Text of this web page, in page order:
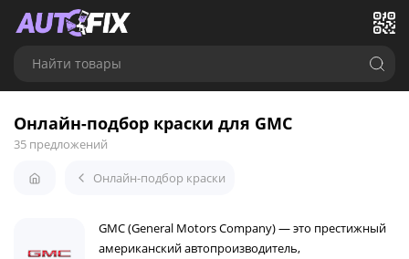
Найти товары
Онлайн-подбор краски для GMC
35 предложений
Онлайн-подбор краски
GMC (General Motors Company) — это престижный
американский автопроизводитель,